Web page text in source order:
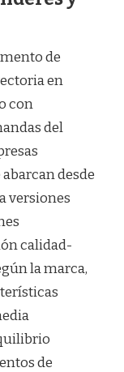
de
en
con
del
desde
versiones
calidad-
la marca,
de